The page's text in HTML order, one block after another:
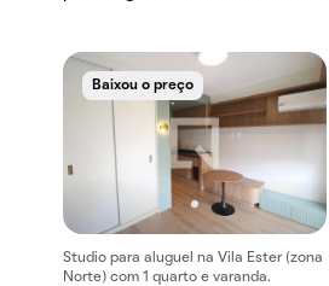
Baixou o preço
Studio para aluguel na Vila Ester (zona
Norte) com 1 quarto e varanda.